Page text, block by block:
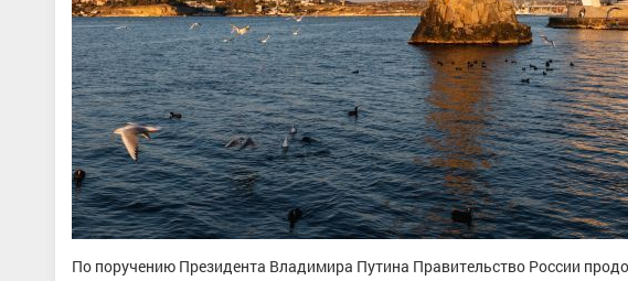
По поручению Президента Владимира Путина Правительство России